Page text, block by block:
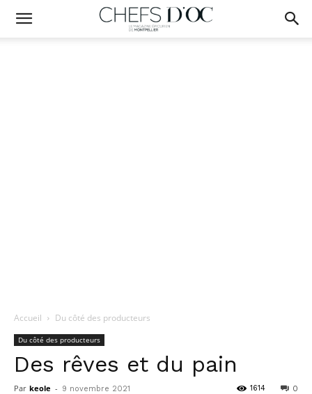
Accueil Du côté des producteurs
Du côté des producteurs
Des rêves et du pain
Par keole - 9 novembre 2021 0
1614